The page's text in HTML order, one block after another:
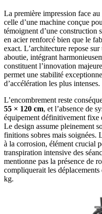
La première impression face au
celle d’une machine conçue
témoignent d’une construction
en acier renforcé bien que le
exact. L’architecture repose
aboutie, intégrant
constituent l’innovation
permet une stabilité
d’accélération les plus intenses.
L’encombrement reste
55 × 120 cm, et l’absence de
équipement définitivement fixe
Le design assume pleinement
finitions sobres mais soignées.
à la corrosion, élément crucial
transpiration intensive des
mentionne pas la présence de
compliquerait les
kg.